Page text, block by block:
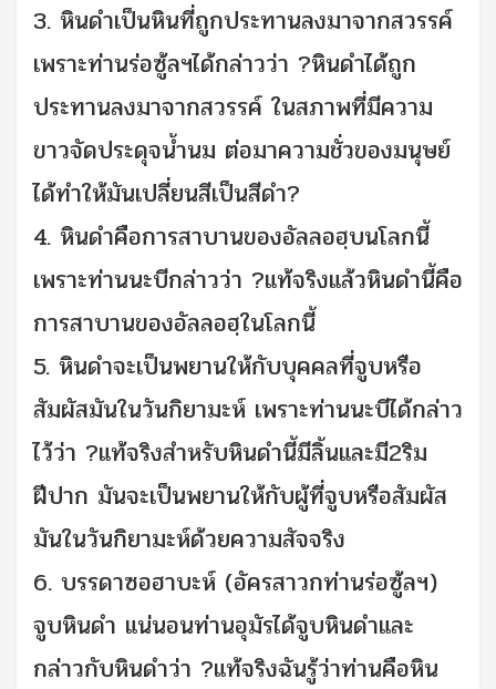
3. หินดำเป็นหินที่ถูกประทานลงมาจากสวรรค์
เพราะท่านร่อซู้ลฯได้กล่าวว่า ?หินดำได้ถูก
ประทานลงมาจากสวรรค์ ในสภาพที่มีความ
ขาวจัดประดุจน้ำนม ต่อมาความชั่วของมนุษย์
ได้ทำให้มันเปลี่ยนสีเป็นสีดำ?
4. หินดำคือการสาบานของอัลลอฮฺบนโลกนี้
เพราะท่านนะบีกล่าวว่า ?แท้จริงแล้วหินดำนี้คือ
การสาบานของอัลลอฮฺในโลกนี้
5. หินดำจะเป็นพยานให้กับบุคคลที่จูบหรือ
สัมผัสมันในวันกิยามะห์ เพราะท่านนะบีได้กล่าว
ไว้ว่า ?แท้จริงสำหรับหินดำนี้มีลิ้นและมี2ริม
ฝีปาก มันจะเป็นพยานให้กับผู้ที่จูบหรือสัมผัส
มันในวันกิยามะห์ด้วยความสัจจริง
6. บรรดาซอฮาบะห์ (อัครสาวกท่านร่อซู้ลฯ)
จูบหินดำ แน่นอนท่านอุมัรได้จูบหินดำและ
กล่าวกับหินดำว่า ?แท้จริงฉันรู้ว่าท่านคือหิน